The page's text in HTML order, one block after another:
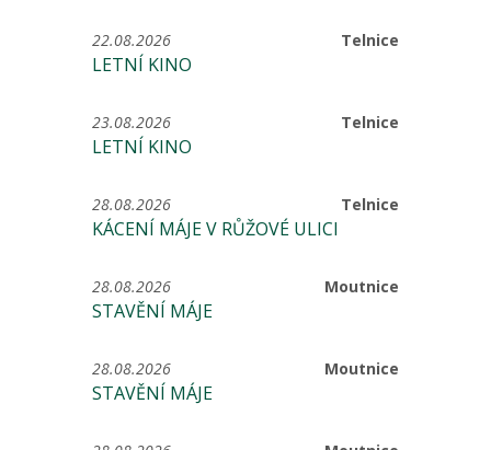
Telnice
22.08.2026
LETNÍ KINO
Telnice
23.08.2026
LETNÍ KINO
Telnice
28.08.2026
KÁCENÍ MÁJE V RŮŽOVÉ ULICI
Moutnice
28.08.2026
STAVĚNÍ MÁJE
Moutnice
28.08.2026
STAVĚNÍ MÁJE